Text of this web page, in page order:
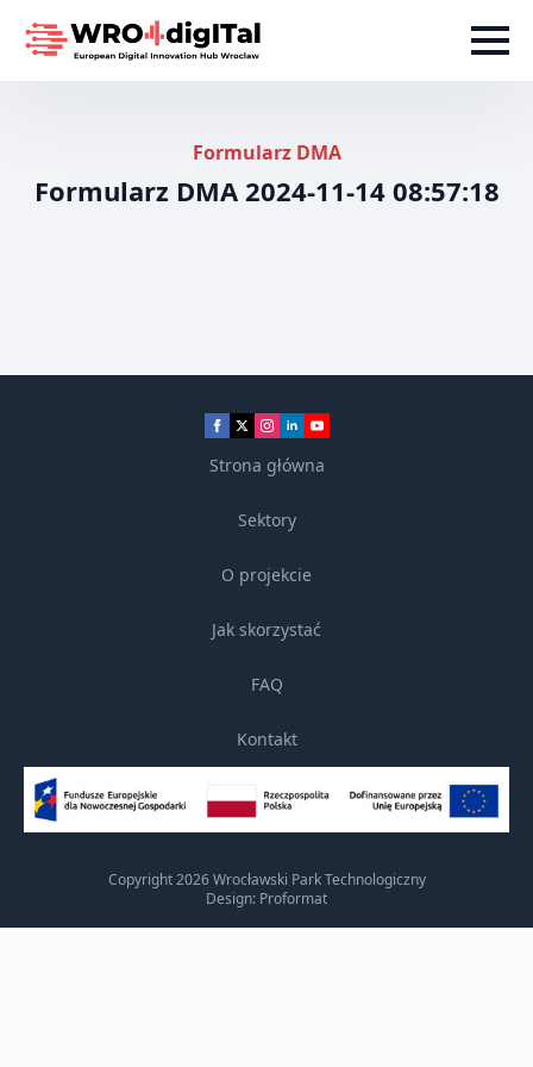
Formularz DMA
Formularz DMA 2024-11-14 08:57:18
Strona główna
Sektory
O projekcie
Jak skorzystać
FAQ
Kontakt
Copyright 2026 Wrocławski Park Technologiczny
Design: Proformat